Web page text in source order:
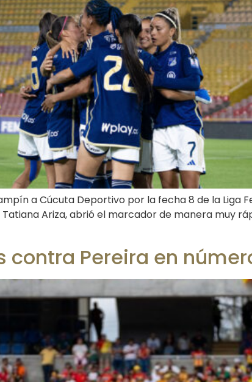
a Cúcuta Deportivo por la fecha 8 de la Liga
Ariza, abrió el marcador de manera muy
contra Pereira en